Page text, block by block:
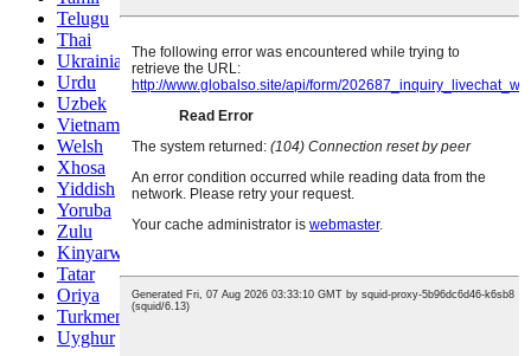
Telugu
Thai
Ukrainian
Urdu
Uzbek
Vietnamese
Welsh
Xhosa
Yiddish
Yoruba
Zulu
Kinyarwanda
Tatar
Oriya
Turkmen
Uyghur